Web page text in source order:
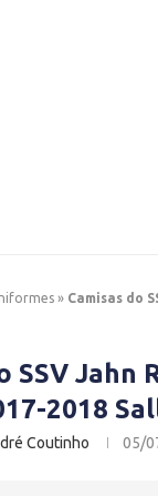
» Camisas do
SSV Jahn
2018
Coutinho 05/